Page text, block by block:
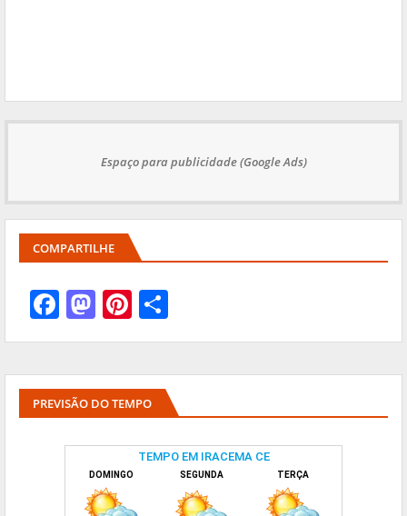
Espaço para publicidade (Google Ads)
COMPARTILHE
PREVISÃO DO TEMPO